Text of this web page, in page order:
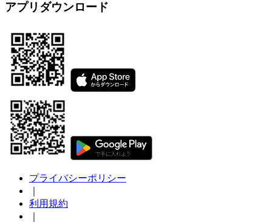
アプリダウンロード
プライバシーポリシー
利用規約